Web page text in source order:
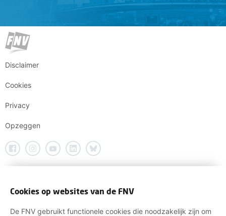
Disclaimer
Cookies
Privacy
Opzeggen
Cookies op websites van de FNV
De FNV gebruikt functionele cookies die noodzakelijk zijn om